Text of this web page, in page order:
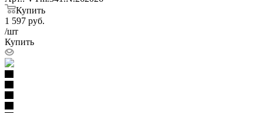
Купить
1 597 руб.
/шт
Купить